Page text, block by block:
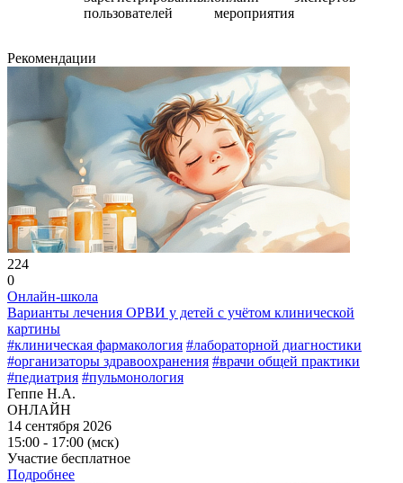
пользователей
мероприятия
Рекомендации
224
0
Онлайн-школа
Варианты лечения ОРВИ у детей с учётом клинической
картины
#клиническая фармакология #лабораторной диагностики
#организаторы здравоохранения #врачи общей практики
#педиатрия #пульмонология
Геппе Н.А.
ОНЛАЙН
14 сентября 2026
15:00 - 17:00 (мск)
Участие бесплатное
Подробнее